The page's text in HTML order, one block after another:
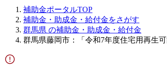
補助金ポータルTOP
補助金・助成金・給付金をさがす
群馬県 の補助金・助成金・給付金
群馬県藤岡市：「令和7年度住宅用再生